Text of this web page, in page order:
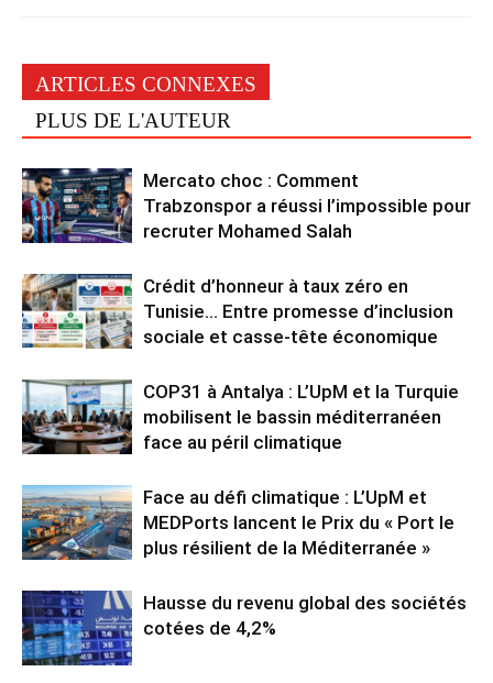
ARTICLES CONNEXES
PLUS DE L'AUTEUR
Mercato choc : Comment
Trabzonspor a réussi l’impossible pour
recruter Mohamed Salah
Crédit d’honneur à taux zéro en
Tunisie… Entre promesse d’inclusion
sociale et casse-tête économique
COP31 à Antalya : L’UpM et la Turquie
mobilisent le bassin méditerranéen
face au péril climatique
Face au défi climatique : L’UpM et
MEDPorts lancent le Prix du « Port le
plus résilient de la Méditerranée »
Hausse du revenu global des sociétés
cotées de 4,2%